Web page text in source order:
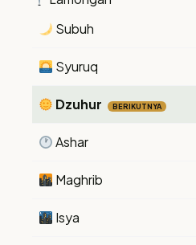
Subuh
Syuruq
Dzuhur BERIKUTNYA
Ashar
Maghrib
Isya